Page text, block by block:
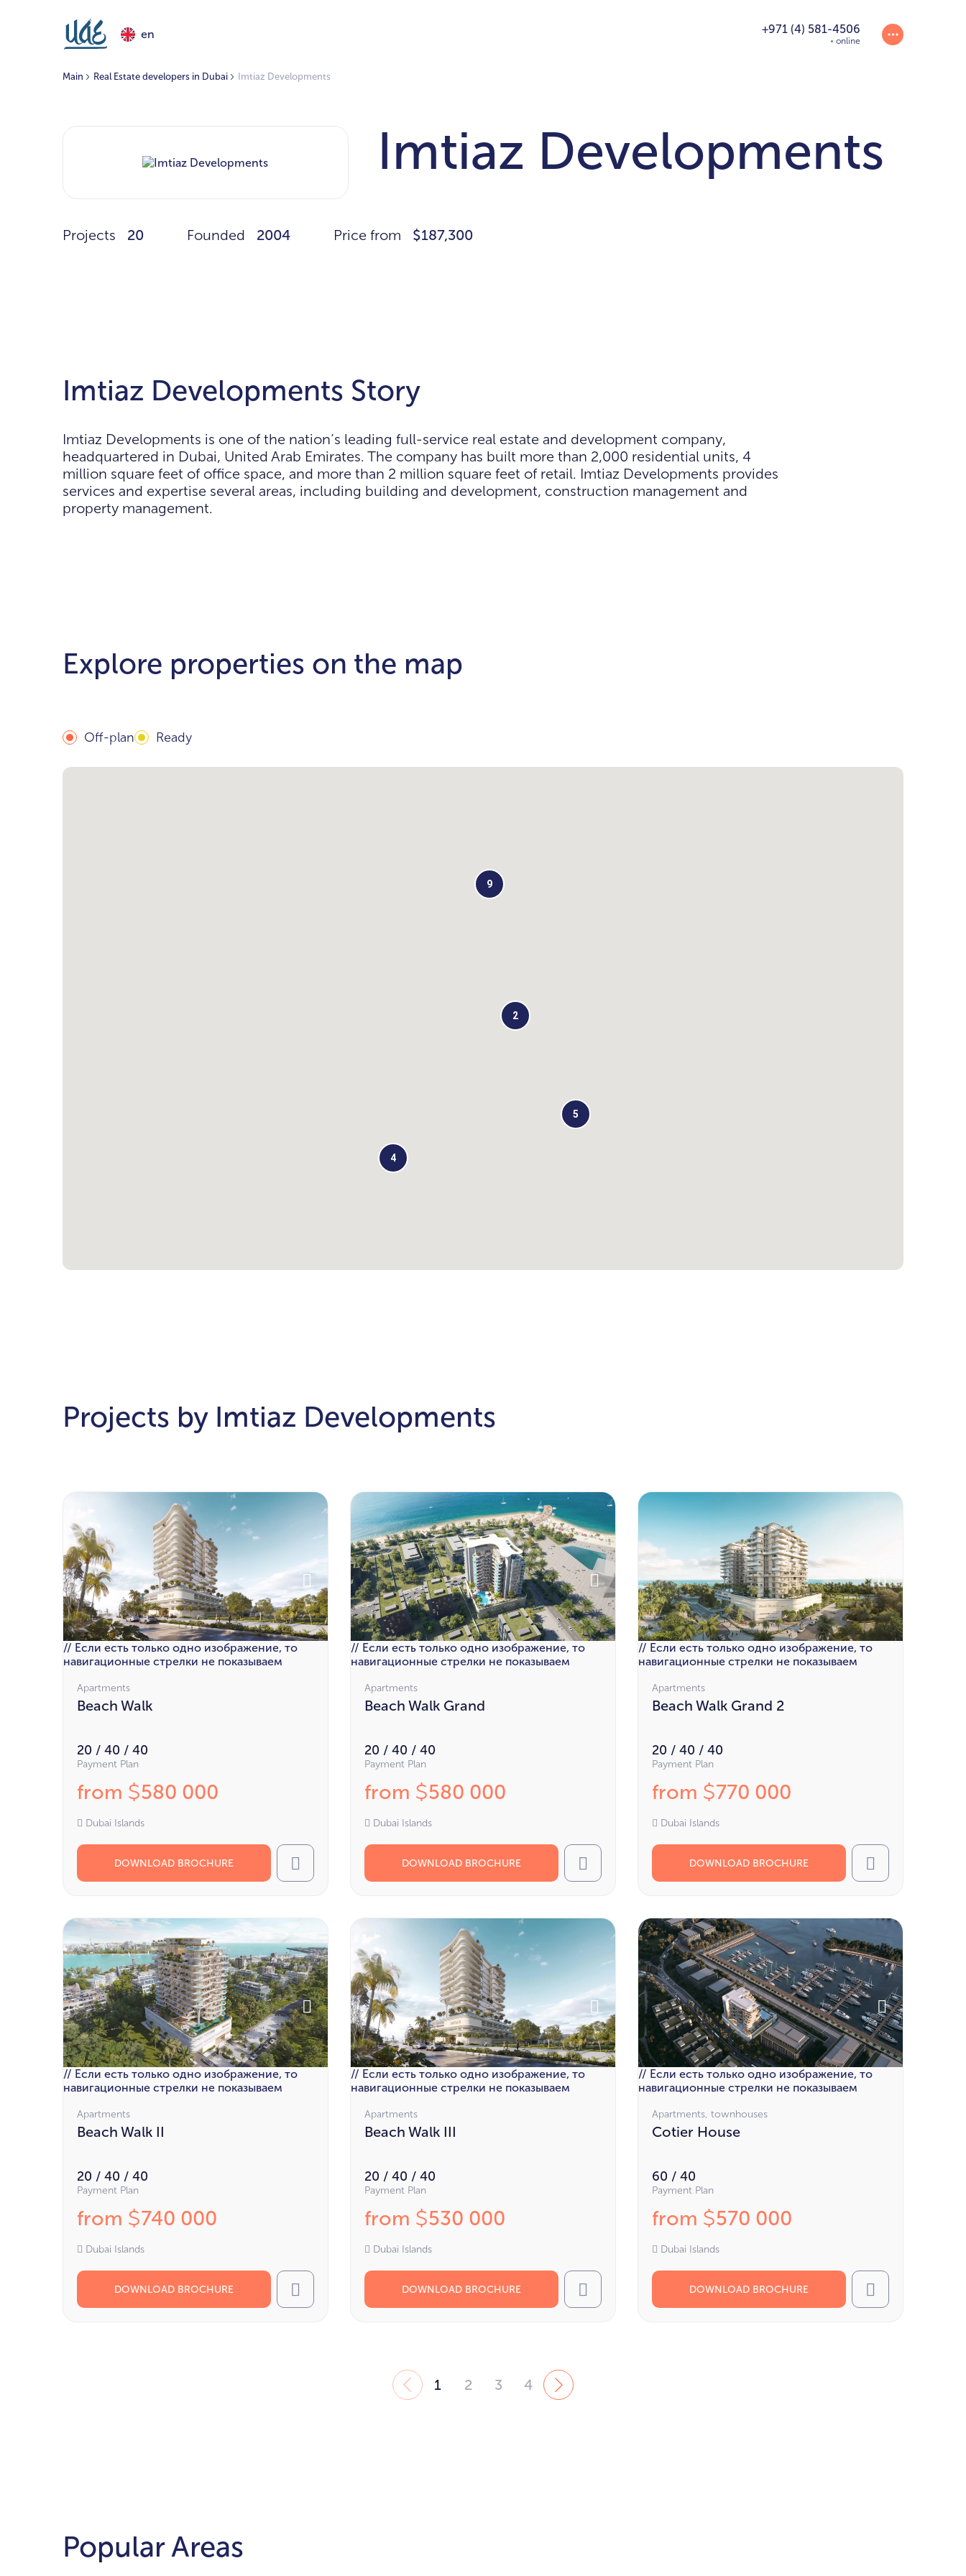
en +971 (4) 581-4506
online
Main Real Estate developers in Dubai Imtiaz Developments
Imtiaz Developments
Projects 20 Founded 2004 Price from $187,300
Imtiaz Developments Story
Imtiaz Developments is one of the nation’s leading full-service real estate and development company,
headquartered in Dubai, United Arab Emirates. The company has built more than 2,000 residential units, 4
million square feet of office space, and more than 2 million square feet of retail. Imtiaz Developments provides
services and expertise several areas, including building and development, construction management and
property management.
Explore properties on the map
Off-plan Ready
9
2
5
4
Projects by Imtiaz Developments
// Если есть только одно изображение, то
навигационные стрелки не показываем
Apartments
Beach Walk
20 / 40 / 40
Payment Plan
from $580 000
Dubai Islands
DOWNLOAD BROCHURE Call
// Если есть только одно изображение, то
навигационные стрелки не показываем
Apartments
Beach Walk Grand
20 / 40 / 40
Payment Plan
from $580 000
Dubai Islands
DOWNLOAD BROCHURE Call
// Если есть только одно изображение, то
навигационные стрелки не показываем
Apartments
Beach Walk Grand 2
20 / 40 / 40
Payment Plan
from $770 000
Dubai Islands
DOWNLOAD BROCHURE Call
// Если есть только одно изображение, то
навигационные стрелки не показываем
Apartments
Beach Walk II
20 / 40 / 40
Payment Plan
from $740 000
Dubai Islands
DOWNLOAD BROCHURE Call
// Если есть только одно изображение, то
навигационные стрелки не показываем
Apartments
Beach Walk III
20 / 40 / 40
Payment Plan
from $530 000
Dubai Islands
DOWNLOAD BROCHURE Call
// Если есть только одно изображение, то
навигационные стрелки не показываем
Apartments, townhouses
Cotier House
60 / 40
Payment Plan
from $570 000
Dubai Islands
DOWNLOAD BROCHURE Call
1 2 3 4
Popular Areas